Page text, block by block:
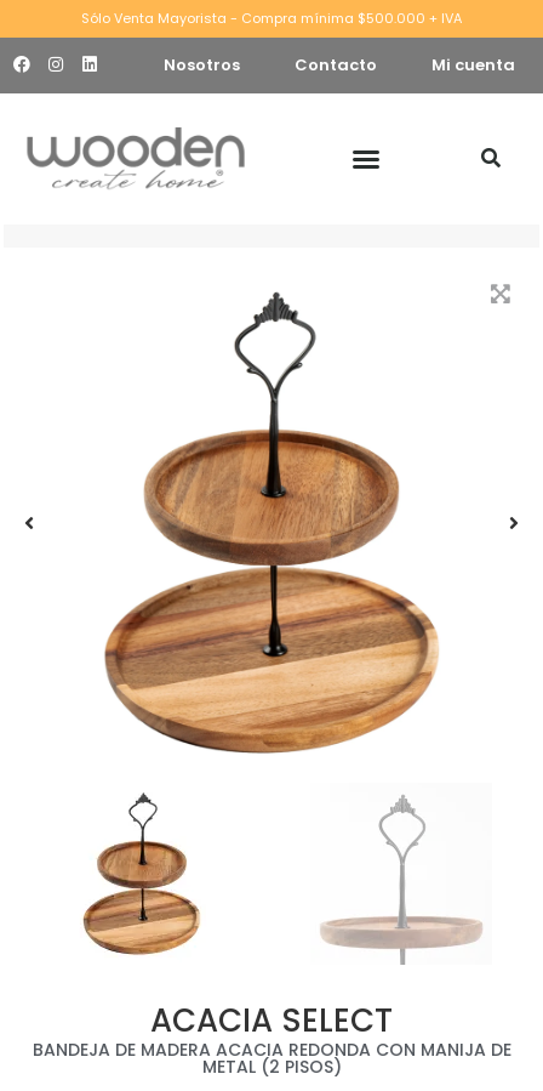
Sólo Venta Mayorista - Compra mínima $500.000 + IVA
Nosotros Contacto Mi cuenta
ACACIA SELECT
BANDEJA DE MADERA ACACIA REDONDA CON MANIJA DE
METAL (2 PISOS)